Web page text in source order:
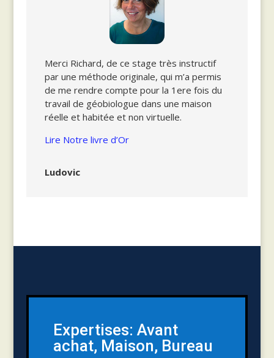
Merci Richard, de ce stage très instructif
par une méthode originale, qui m’a permis
de me rendre compte pour la 1ere fois du
travail de géobiologue dans une maison
réelle et habitée et non virtuelle.
Lire Notre livre d’Or
Ludovic
Expertises: Avant
achat, Maison, Bureau